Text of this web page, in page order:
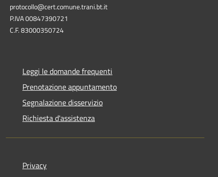
protocollo@cert.comune.trani.bt.it
P.IVA 00847390721
C.F. 83000350724
Leggi le domande frequenti
Prenotazione appuntamento
Segnalazione disservizio
Richiesta d'assistenza
Privacy